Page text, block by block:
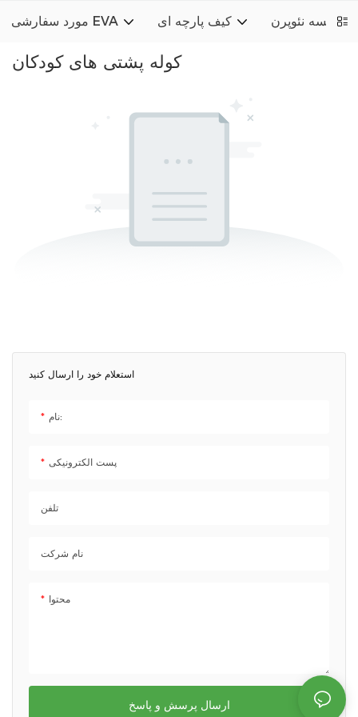
مورد سفارشی EVA کیف پارچه ای کیسه نئوپرن
کوله پشتی های کودکان
استعلام خود را ارسال کنید
نام:
پست الکترونیکی
تلفن
نام شرکت
محتوا
ارسال پرسش و پاسخ